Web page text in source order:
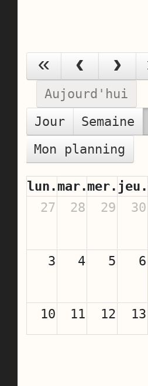
Aujourd'hui
Jour
Semaine
Mon planning
lun.mar.mer. jeu.
27
28 29 30
3 4 5 6
10 11 12 13